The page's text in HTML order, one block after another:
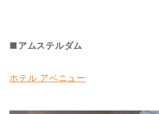
■アムステルダム
ホテル アベニュー